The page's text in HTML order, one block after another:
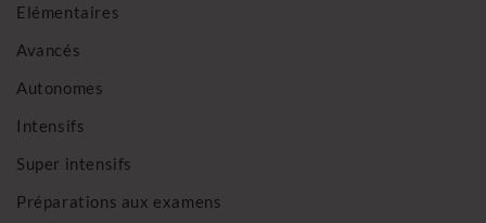
Elémentaires
Avancés
Autonomes
Intensifs
Super intensifs
Préparations aux examens